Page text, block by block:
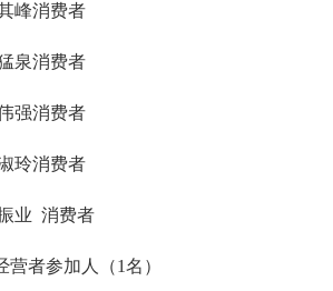
消费者
消费者
消费者
消费者
消费者
者参加人（1名）